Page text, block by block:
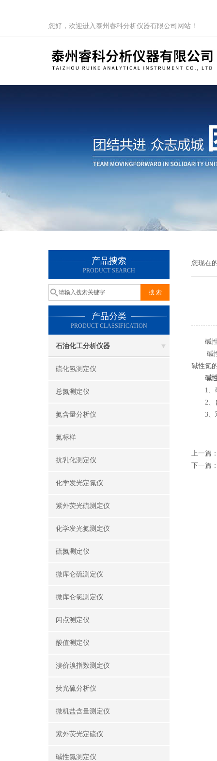
您好，欢迎进入泰州睿科分析仪器有限公司网站！
产品搜索
PRODUCT SEARCH
产品分类
PRODUCT CLASSIFICATION
石油化工分析仪器
硫化氢测定仪
总氮测定仪
氮含量分析仪
氮标样
抗乳化测定仪
化学发光定氮仪
紫外荧光硫测定仪
化学发光氮测定仪
硫氮测定仪
微库仑硫测定仪
微库仑氯测定仪
闪点测定仪
酸值测定仪
溴价溴指数测定仪
荧光硫分析仪
微机盐含量测定仪
紫外荧光定硫仪
碱性氮测定仪
您现在
碱性
碱性
碱性氮
碱性
1、碱
2、自
3、双
上一篇
下一篇